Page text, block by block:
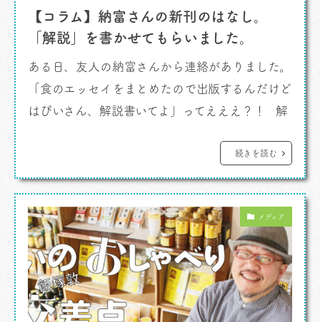
【コラム】納富さんの新刊のはなし。
「解説」を書かせてもらいました。
ある日、友人の納富さんから連絡がありました。
「食のエッセイをまとめたので出版するんだけど
はぴいさん、解説書いてよ」ってえええ？！ 解
ってあれでしょ？あとがきとかの前とか後につい
てるあれ。作家さんの本を読むとその作家さんと
いやいや、そんな滅相もない。そうは思ったんで
すが、その楽しそうな本を誰よりも先 […]
続きを読む
メディア